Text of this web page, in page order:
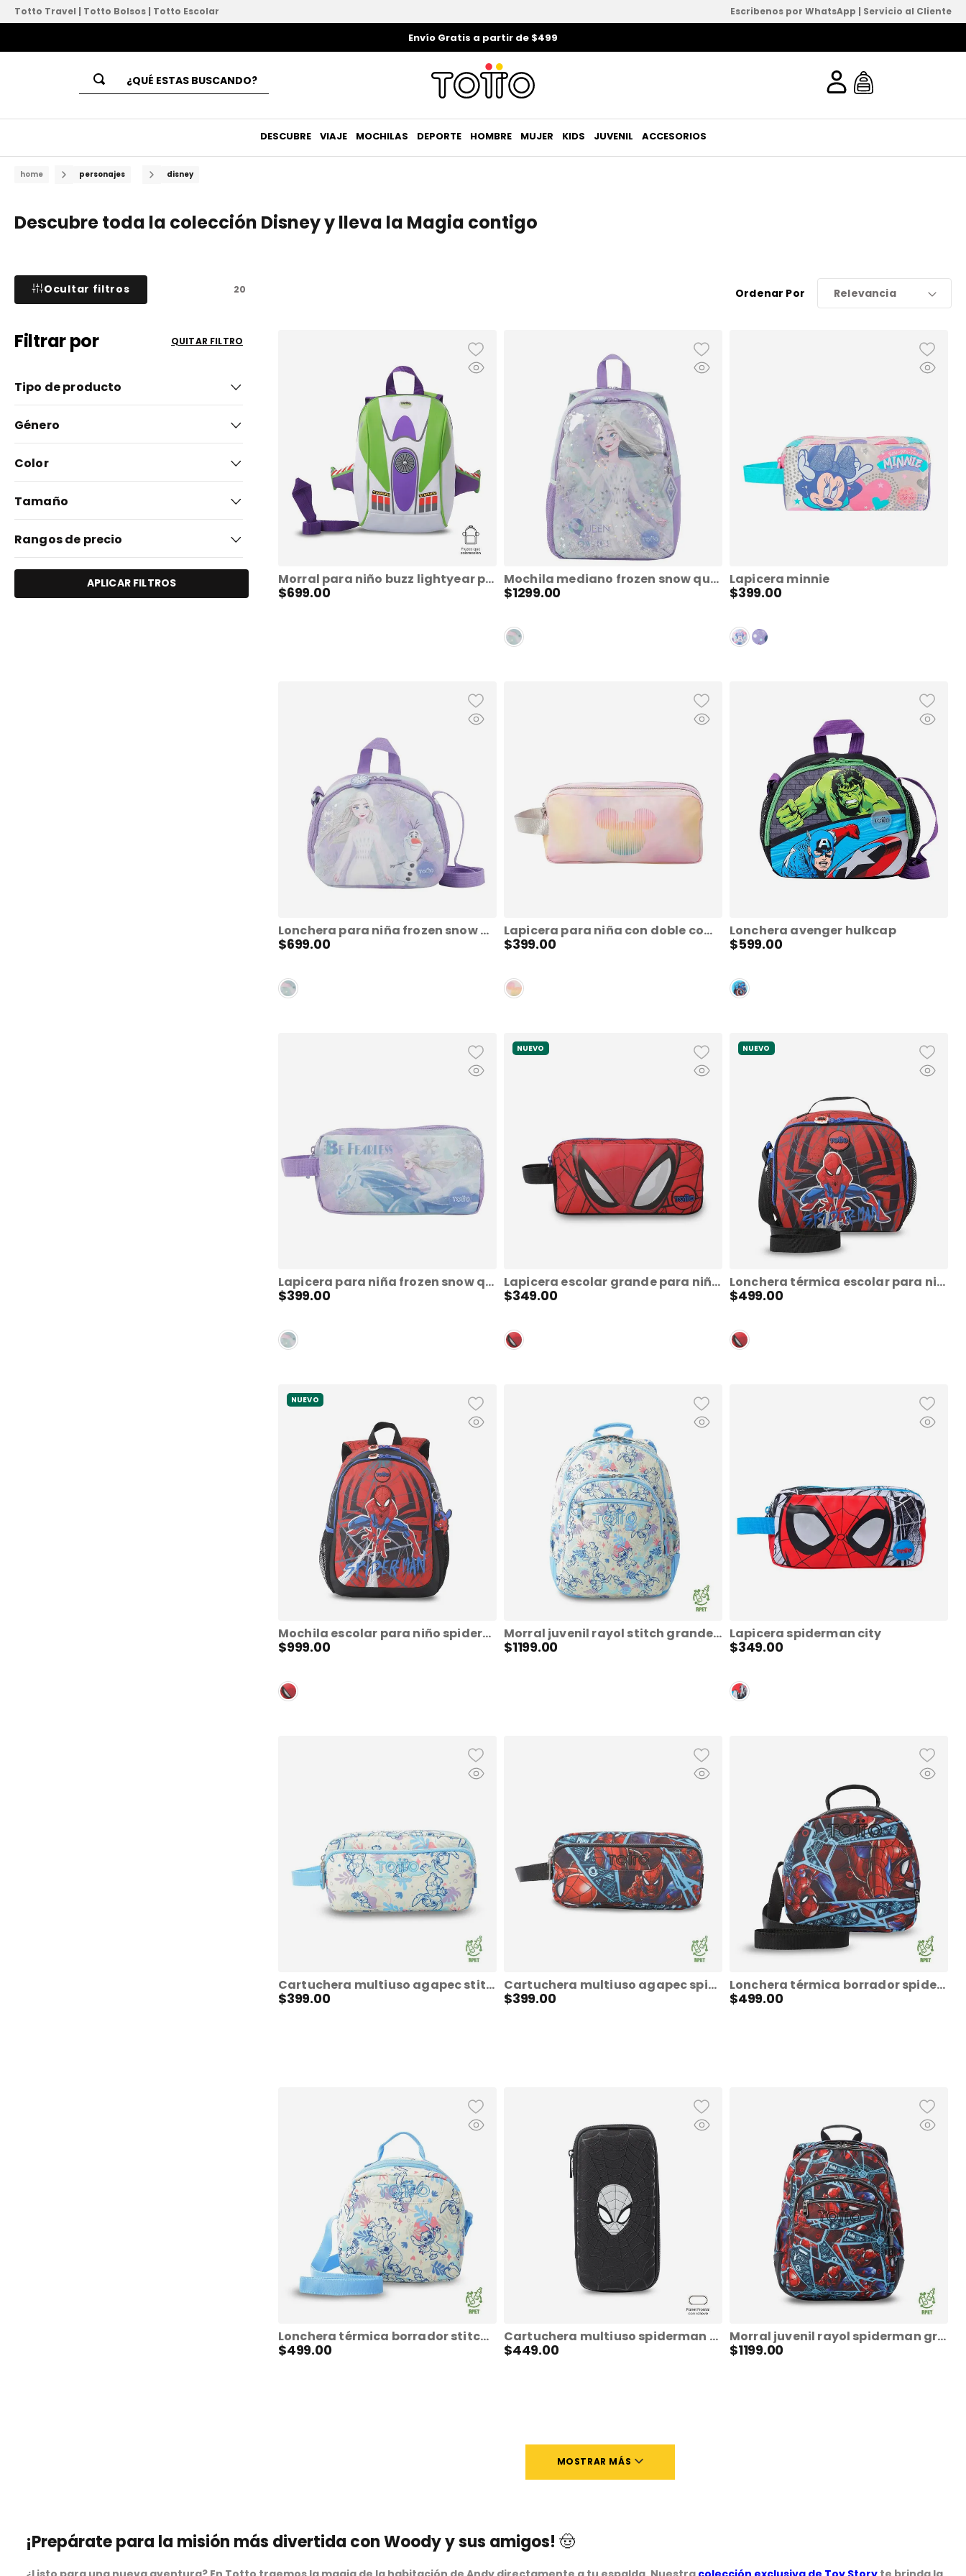
Totto Travel | Totto Bolsos | Totto Escolar Escribenos por WhatsApp | Servicio al Cliente
Envío Gratis a partir de $499
¿QUÉ ESTAS BUSCANDO?
DESCUBRE VIAJE MOCHILAS DEPORTE HOMBRE MUJER KIDS JUVENIL ACCESORIOS
personajes disney
Descubre toda la colección Disney y lleva la Magia contigo
Ocultar filtros 20
Filtrar por QUITAR FILTRO
Tipo de producto
Loncheras (5)
Mochilas (7)
Género
Niña (5)
Niño (7)
Hombre (5)
Color
Rojo( 7)
Tamaño
Grande (8)
Pequeño (1)
Rangos de precio
APLICAR FILTROS
Ordenar Por Relevancia
Morral para niño buzz lightyear pequeño color blanco
$699.00
Mochila mediano frozen snow queen m
$1299.00
Lapicera minnie
$399.00
Lonchera para niña frozen snow queen
$699.00
Lapicera para niña con doble compartimiento minnie sense scapes 2
$399.00
Lonchera avenger hulkcap
$599.00
Lapicera para niña frozen snow queen
$399.00
Lapicera escolar grande para niño 2 cuerpos spiderman urban roja
NUEVO
$349.00
Lonchera térmica escolar para niño spiderman urban grande roja
NUEVO
$499.00
Mochila escolar para niño spiderman urban mediana color rojo
NUEVO
$999.00
Morral juvenil rayol stitch grande porta pc 14" blanco
$1199.00
Lapicera spiderman city
$349.00
Cartuchera multiuso agapec stitch grande blanca mujer
$399.00
Cartuchera multiuso agapec spiderman grande roja hombre
$399.00
Lonchera térmica borrador spiderman mediana roja
$499.00
Lonchera térmica borrador stitch mediana blanca
$499.00
Cartuchera multiuso spiderman friendly mediana gris hombre
$449.00
Morral juvenil rayol spiderman grande porta pc 14" rojo
$1199.00
MOSTRAR MÁS
¡Prepárate para la misión más divertida con Woody y sus amigos! 🤠
2.
lapicera
lonchera
5
mochila mujer
7.
8.
rainbow